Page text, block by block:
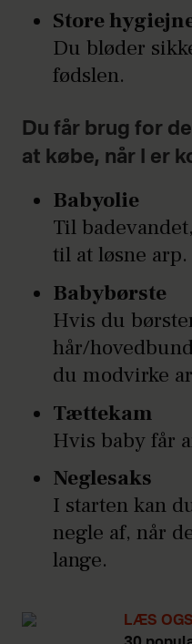
Store
Du bløder
fødslen.
Du får brug for
at købe, når I er
Babyolie
Til
til at løsne arp.
Babybørste
Hvis du
hår/
du modvirke
Tættekam
Hvis baby får
Neglesaks
I starten kan
negle af, når
lange.
LÆS